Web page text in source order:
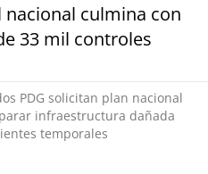
culmina con
33 mil controles
PDG solicitan plan nacional
infraestructura dañada
temporales